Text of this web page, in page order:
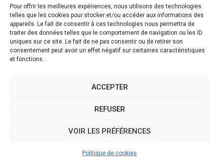
Pour offrir les meilleures expériences, nous utilisons des technologies
telles que les cookies pour stocker et/ou accéder aux informations des
appareils. Le fait de consentir à ces technologies nous permettra de
traiter des données telles que le comportement de navigation ou les ID
uniques sur ce site. Le fait de ne pas consentir ou de retirer son
consentement peut avoir un effet négatif sur certaines caractéristiques
et fonctions.
ACCEPTER
REFUSER
VOIR LES PRÉFÉRENCES
Politique de cookies
Mentions légales
Traitement de données personnelles
(sites internet de collectivités &